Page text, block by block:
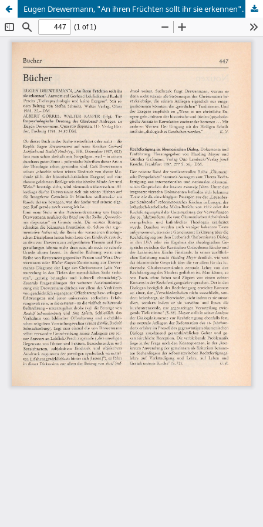
Eugen Drewermann, "An ihren Früchten sollt ihr sie erkennen". Antwort auf Gerhard Lohfinks und Rudolf Peschs "Tiefenpsychologie und keine Exegese" ; Albert Görres, Walter Kasper (Hg.), Tiefenpsychologische Deutung des Glaubens?